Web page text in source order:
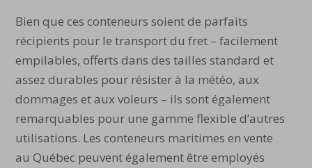
Bien que ces conteneurs soient de parfaits
récipients pour le transport du fret – facilement
empilables, offerts dans des tailles standard et
assez durables pour résister à la météo, aux
dommages et aux voleurs – ils sont également
remarquables pour une gamme flexible d’autres
utilisations. Les conteneurs maritimes en vente
au Québec peuvent également être employés